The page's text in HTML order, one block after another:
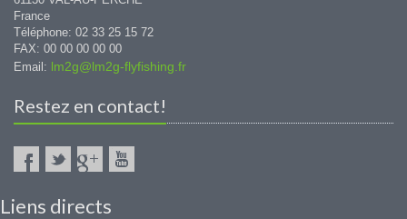
France
Téléphone: 02 33 25 15 72
FAX: 00 00 00 00 00
Email: lm2g@lm2g-flyfishing.fr
Restez en contact!
Liens directs